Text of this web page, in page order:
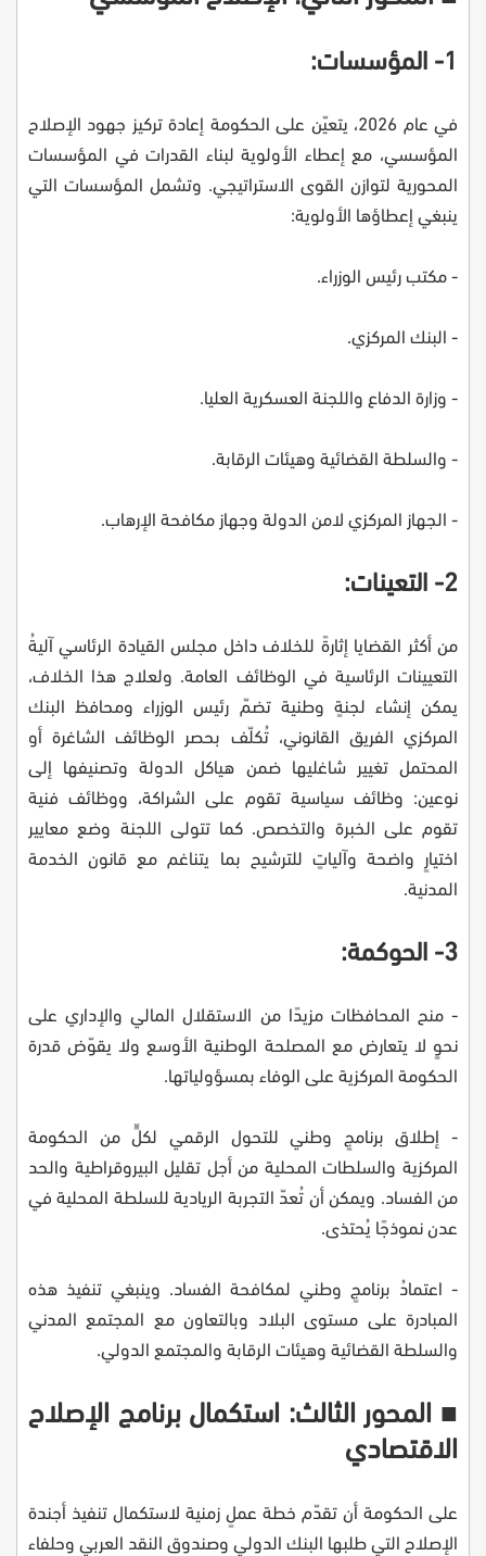
1- المؤسسات:
في عام 2026، يتعيّن على الحكومة إعادة تركيز جهود الإصلاح
المؤسسي، مع إعطاء الأولوية لبناء القدرات في المؤسسات
المحورية لتوازن القوى الاستراتيجي. وتشمل المؤسسات التي
ينبغي إعطاؤها الأولوية:
- مكتب رئيس الوزراء.
- البنك المركزي.
- وزارة الدفاع واللجنة العسكرية العليا.
- والسلطة القضائية وهيئات الرقابة.
- الجهاز المركزي لامن الدولة وجهاز مكافحة الإرهاب.
2- التعينات:
من أكثر القضايا إثارةً للخلاف داخل مجلس القيادة الرئاسي آليةُ
التعيينات الرئاسية في الوظائف العامة. ولعلاج هذا الخلاف،
يمكن إنشاء لجنةٍ وطنية تضمّ رئيس الوزراء ومحافظ البنك
المركزي الفريق القانوني، تُكلّف بحصر الوظائف الشاغرة أو
المحتمل تغيير شاغليها ضمن هياكل الدولة وتصنيفها إلى
نوعين: وظائف سياسية تقوم على الشراكة، ووظائف فنية
تقوم على الخبرة والتخصص. كما تتولى اللجنة وضع معايير
اختيارٍ واضحة وآلياتٍ للترشيح بما يتناغم مع قانون الخدمة
المدنية.
3- الحوكمة:
- منح المحافظات مزيدًا من الاستقلال المالي والإداري على
نحوٍ لا يتعارض مع المصلحة الوطنية الأوسع ولا يقوّض قدرة
الحكومة المركزية على الوفاء بمسؤولياتها.
- إطلاق برنامجٍ وطني للتحول الرقمي لكلٍّ من الحكومة
المركزية والسلطات المحلية من أجل تقليل البيروقراطية والحد
من الفساد. ويمكن أن تُعدّ التجربة الريادية للسلطة المحلية في
عدن نموذجًا يُحتذى.
- اعتمادُ برنامجٍ وطني لمكافحة الفساد. وينبغي تنفيذ هذه
المبادرة على مستوى البلاد وبالتعاون مع المجتمع المدني
والسلطة القضائية وهيئات الرقابة والمجتمع الدولي.
■ المحور الثالث: استكمال برنامج الإصلاح
الاقتصادي
على الحكومة أن تقدّم خطة عملٍ زمنية لاستكمال تنفيذ أجندة
الإصلاح التي طلبها البنك الدولي وصندوق النقد العربي وحلفاء